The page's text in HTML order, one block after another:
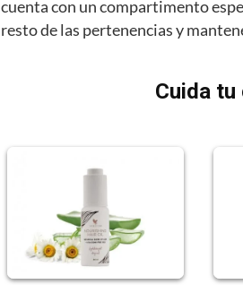
cuenta con un compartimento
resto de las pertenencias y
Cuida tu